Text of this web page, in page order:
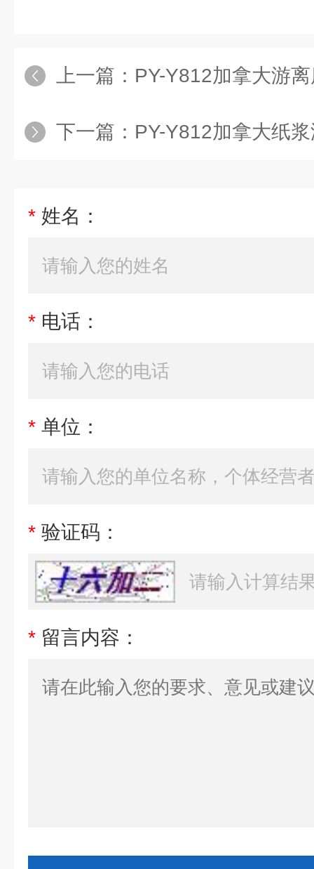
上一篇： PY-Y812加拿大游
下一篇： PY-Y812加拿大纸
* 姓名：
* 电话：
* 单位：
* 验证码：
* 留言内容：